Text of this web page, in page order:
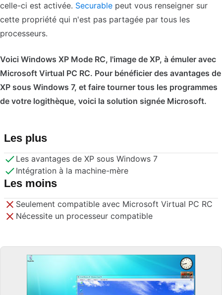
celle-ci est activée. Securable peut vous renseigner sur
cette propriété qui n'est pas partagée par tous les
processeurs.
Voici Windows XP Mode RC, l'image de XP, à émuler avec
Microsoft Virtual PC RC. Pour bénéficier des avantages de
XP sous Windows 7, et faire tourner tous les programmes
de votre logithèque, voici la solution signée Microsoft.
Les plus
Les avantages de XP sous Windows 7
Intégration à la machine-mère
Les moins
Seulement compatible avec Microsoft Virtual PC RC
Nécessite un processeur compatible